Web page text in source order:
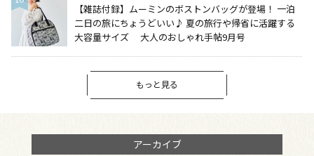
【雑誌付録】ムーミンのボストンバッグが登場！ 一泊
二日の旅にちょうどいい♪ 夏の旅行や帰省に活躍する
大容量サイズ 大人のおしゃれ手帖9月号
もっと見る
アーカイブ